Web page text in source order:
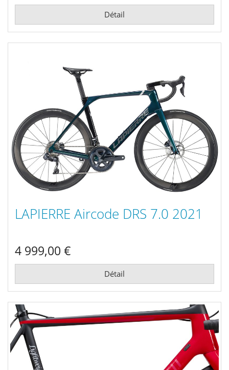
Détail
LAPIERRE Aircode DRS 7.0 2021
4 999,00 €
Détail